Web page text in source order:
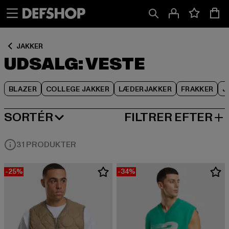
JAKKER
UDSALG: VESTE
BLAZER COLLEGE JAKKER LÆDERJAKKER FRAKKER
SORTÉR
MEST POPULÆRE FILTRER EFTER
31 PRODUKTER
-25% -34%